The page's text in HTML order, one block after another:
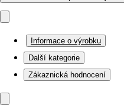
Informace o výrobku
Další kategorie
Zákaznická hodnocení